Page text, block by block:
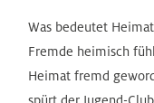
Was bedeutet
Fremde heimisch
Heimat fremd